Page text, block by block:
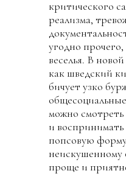
критического
реализма,
угодно прочего,
веселья. В
как шведский
бичует узко
можно
и
попсовую
неискушенному
проще и